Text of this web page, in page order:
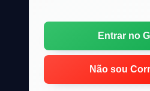
Entrar no
Não sou